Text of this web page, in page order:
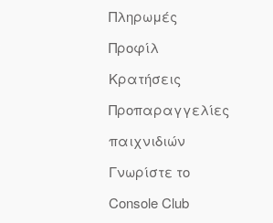
Πληρωμές
Προφίλ
Κρατήσεις
Προπαραγγελίες
παιχνιδιών
Γνωρίστε το
Console Club